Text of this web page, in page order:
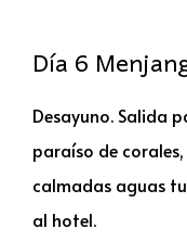
Día 6
Desayuno. Salida
paraíso de
calmadas aguas
al hotel.